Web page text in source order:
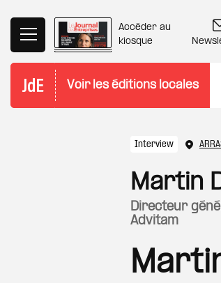
Accéder au
kiosque
Voir les éditions locales
Interview
Martin
directeur général du pôle distribution du groupe coopératif agricole
Advitam